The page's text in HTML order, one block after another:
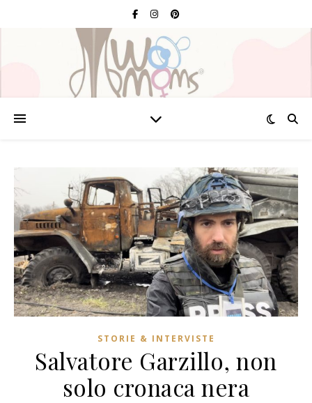
STORIE & INTERVISTE
Salvatore Garzillo, non
solo cronaca nera